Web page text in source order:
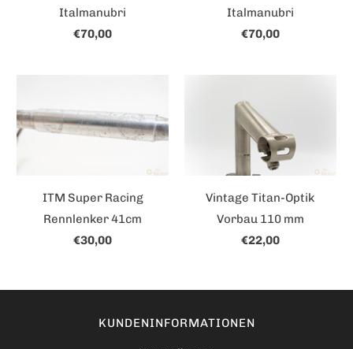
Italmanubri
€70,00
Italmanubri
€70,00
ITM Super Racing
Rennlenker 41cm
€30,00
Vintage Titan-Optik
Vorbau 110 mm
€22,00
KUNDENINFORMATIONEN